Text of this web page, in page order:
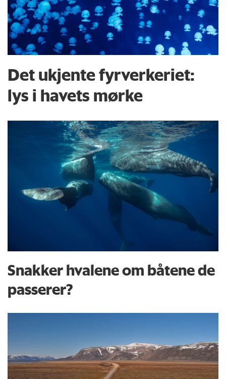
Det ukjente fyrverkeriet:
lys i havets mørke
Snakker hvalene om båtene de
passerer?